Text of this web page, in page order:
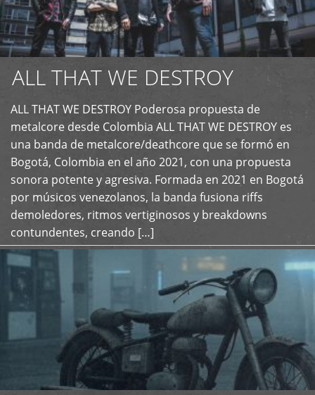
ALL THAT WE DESTROY
ALL THAT WE DESTROY Poderosa propuesta de
metalcore desde Colombia ALL THAT WE DESTROY es
una banda de metalcore/deathcore que se formó en
Bogotá, Colombia en el año 2021, con una propuesta
sonora potente y agresiva. Formada en 2021 en Bogotá
por músicos venezolanos, la banda fusiona riffs
demoledores, ritmos vertiginosos y breakdowns
contundentes, creando […]
+